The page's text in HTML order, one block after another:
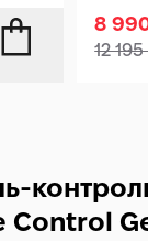
8
12 195
Control